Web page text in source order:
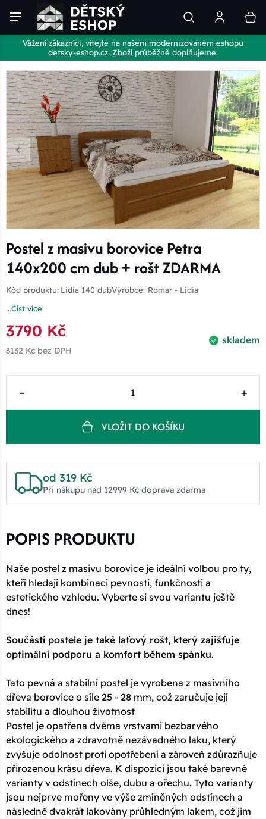
Vážení zákazníci, vítejte na našem modernizovaném eshopu
detsky-eshop.cz. Zboží průběžně doplňujeme.
Postel z masivu borovice Petra
140x200 cm dub + rošt ZDARMA
Kód produktu: Lidia 140 dubVýrobce: Romar - Lidia
...Číst více
skladem
3790 Kč
3132 Kč bez DPH
– +
VLOŽIT DO KOŠÍKU
od 319 Kč
Při nákupu nad 12999 Kč doprava zdarma
POPIS PRODUKTU
Naše postel z masivu borovice je ideální volbou pro ty,
kteří hledají kombinaci pevnosti, funkčnosti a
estetického vzhledu. Vyberte si svou variantu ještě
dnes!
Součástí postele je také laťový rošt, který zajišťuje
optimální podporu a komfort během spánku.
Tato pevná a stabilní postel je vyrobena z masivního
dřeva borovice o síle 25 - 28 mm, což zaručuje její
stabilitu a dlouhou životnost
Postel je opatřena dvěma vrstvami bezbarvého
ekologického a zdravotně nezávadného laku, který
zvyšuje odolnost proti opotřebení a zároveň zdůrazňuje
přirozenou krásu dřeva. K dispozici jsou také barevné
varianty v odstínech olše, dubu a ořechu. Tyto varianty
jsou nejprve mořeny ve výše zmíněných odstínech a
následně dvakrát lakovány průhledným lakem, což jim